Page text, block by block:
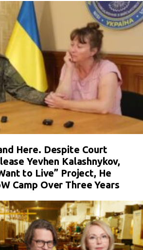
Here. Despite Court
Yevhen Kalashnykov,
to Live” Project, He
Camp Over Three Years